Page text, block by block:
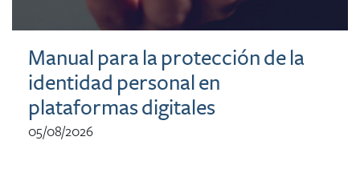
Manual para la protección de la
identidad personal en
plataformas digitales
05/08/2026